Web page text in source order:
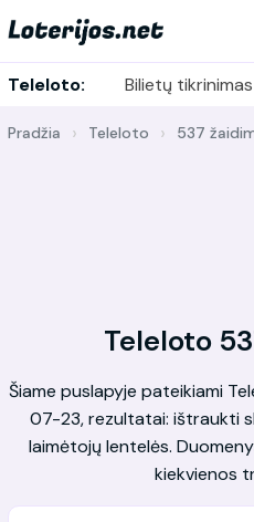
Teleloto: Bilietų tikrinimas
Pradžia Teleloto 537
Teleloto
Šiame puslapyje pateikiami
07-23, rezultatai: ištraukti
laimėtojų lentelės.
kiekvienos